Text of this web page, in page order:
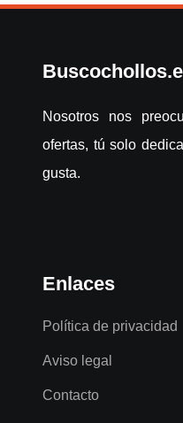
Nosotros nos
ofertas, tú solo
gusta.
Enlaces
Política de privacidad
Aviso legal
Contacto